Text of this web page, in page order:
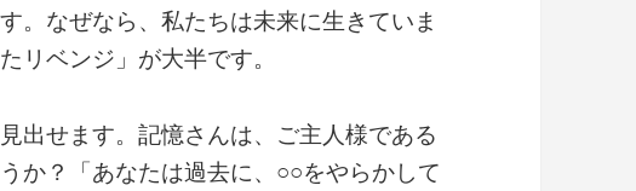
。なぜなら、私たちは未来に生きていま
リベンジ」が大半です。
出せます。記憶さんは、ご主人様である
か？「あなたは過去に、○○をやらかして